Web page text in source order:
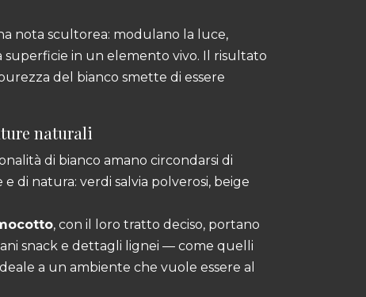
nota scultorea: modulano la luce,
in un elemento vivo. Il risultato
del bianco smette di essere
naturali
di bianco amano circondarsi di
di natura: verdi salvia polverosi, beige
, con il loro tratto deciso, portano
snack e dettagli lignei — come quelli
a un ambiente che vuole essere al